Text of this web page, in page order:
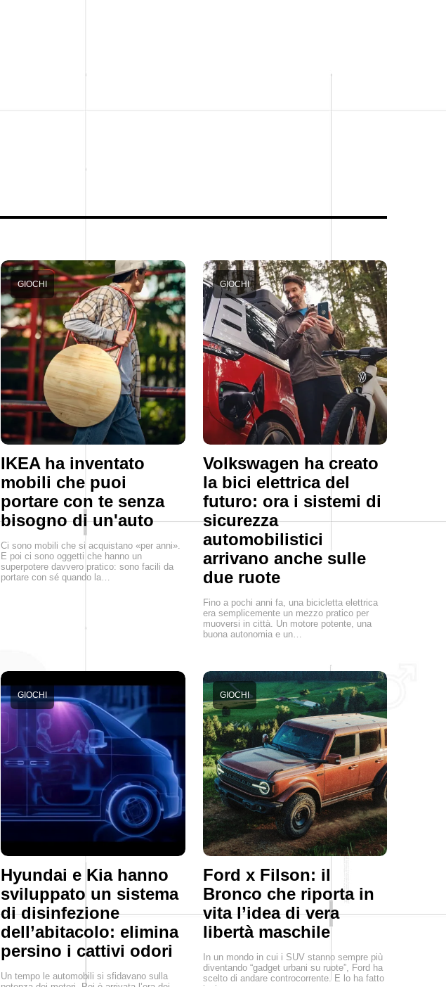
IKEA ha inventato
mobili che puoi
portare con te senza
bisogno di un'auto
GIOCHI
Ci sono mobili che si acquistano «per anni».
E poi ci sono oggetti che hanno un
superpotere davvero pratico: sono facili da
portare con sé quando la…
Volkswagen ha creato
la bici elettrica del
futuro: ora i sistemi di
sicurezza
automobilistici
arrivano anche sulle
due ruote
GIOCHI
Fino a pochi anni fa, una bicicletta elettrica
era semplicemente un mezzo pratico per
muoversi in città. Un motore potente, una
buona autonomia e un…
Hyundai e Kia hanno
sviluppato un sistema
di disinfezione
dell’abitacolo: elimina
persino i cattivi odori
GIOCHI
Un tempo le automobili si sfidavano sulla
Ford x Filson: il
Bronco che riporta in
vita l’idea di vera
libertà maschile
GIOCHI
In un mondo in cui i SUV stanno sempre più
diventando “gadget urbani su ruote”, Ford ha
scelto di andare controcorrente. E lo ha fatto